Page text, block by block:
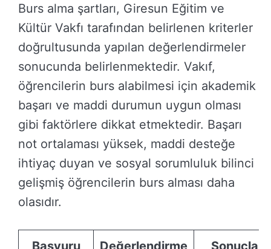
Burs alma şartları, Giresun Eğitim ve
Kültür Vakfı tarafından belirlenen kriterler
doğrultusunda yapılan değerlendirmeler
sonucunda belirlenmektedir. Vakıf,
öğrencilerin burs alabilmesi için akademik
başarı ve maddi durumun uygun olması
gibi faktörlere dikkat etmektedir. Başarı
not ortalaması yüksek, maddi desteğe
ihtiyaç duyan ve sosyal sorumluluk bilinci
gelişmiş öğrencilerin burs alması daha
olasıdır.
Başvuru Değerlendirme